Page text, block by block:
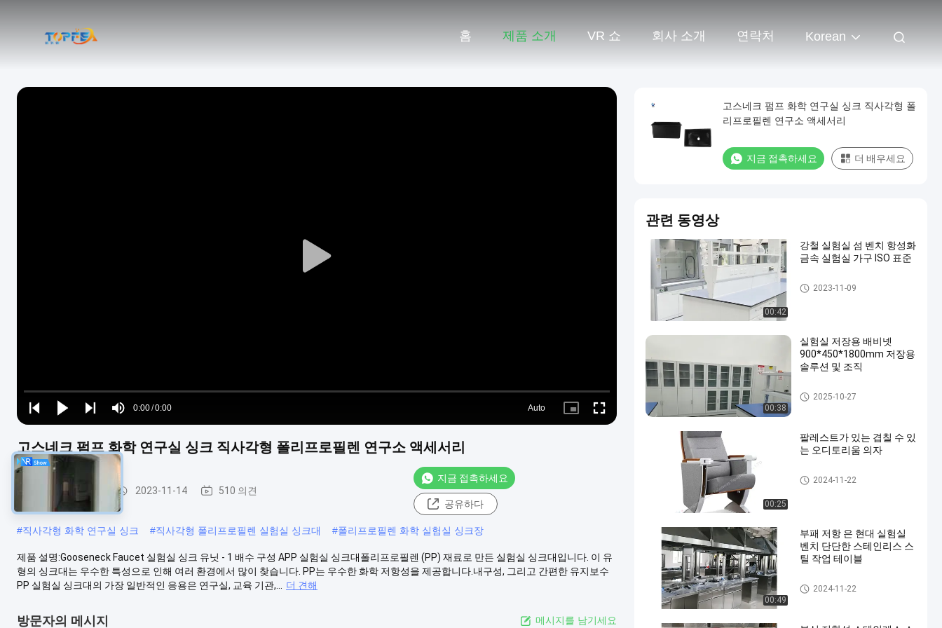
홈 제품 소개 VR 쇼 회사 소개 연락처 Korean
Play
Play
Play
Play
Mute
Time
0:00/0:00
Loaded:
0%
Auto
Picture- Fullscreen
고스네크 펌프 화학 연구실 싱크 직사각형 폴리프로필렌 연구소 액세서리
실험실 가구 용품 2023-11-14 510 의견
지금 접촉하세요
공유하다
#직사각형 화학 연구실 싱크 #직사각형 폴리프로필렌 실험실 싱크대 #폴리프로필렌 화학 실험실 싱크장
제품 설명:Gooseneck Faucet 실험실 싱크 유닛 - 1 배수 구성 APP 실험실 싱크대폴리프로필렌 (PP) 재료로 만든 실험실 싱크대입니다. 이 유
형의 싱크대는 우수한 특성으로 인해 여러 환경에서 많이 찾습니다. PP는 우수한 화학 저항성을 제공합니다.내구성, 그리고 간편한 유지보수
PP 실험실 싱크대의 가장 일반적인 응용은 연구실, 교육 기관,...
더 견해
방문자의 메시지 메시지를 남기세요
고스네크 펌프 화학 연구실 싱크 직사각형 폴
리프로필렌 연구소 액세서리
지금 접촉하세요 더 배우세요
관련 동영상
00:42
강철 실험실 섬 벤치 항성화
금속 실험실 가구 ISO 표준
Lab Island Bench
2023-11-09
00:38
실험실 저장용 배비넷
900*450*1800mm 저장용
솔루션 및 조직
Acid Storage Cabinet
2025-10-27
00:25
팔레스트가 있는 겹칠 수 있
는 오디토리움 의자
오디토리움 폴드 ଚେ어
2024-11-22
00:49
부패 저항 은 현대 실험실
벤치 단단한 스테인리스 스
틸 작업 테이블
Stainless Steel Lab Bench
2024-11-22